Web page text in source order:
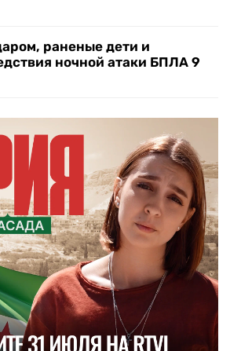
раненые дети и
ночной атаки БПЛА 9